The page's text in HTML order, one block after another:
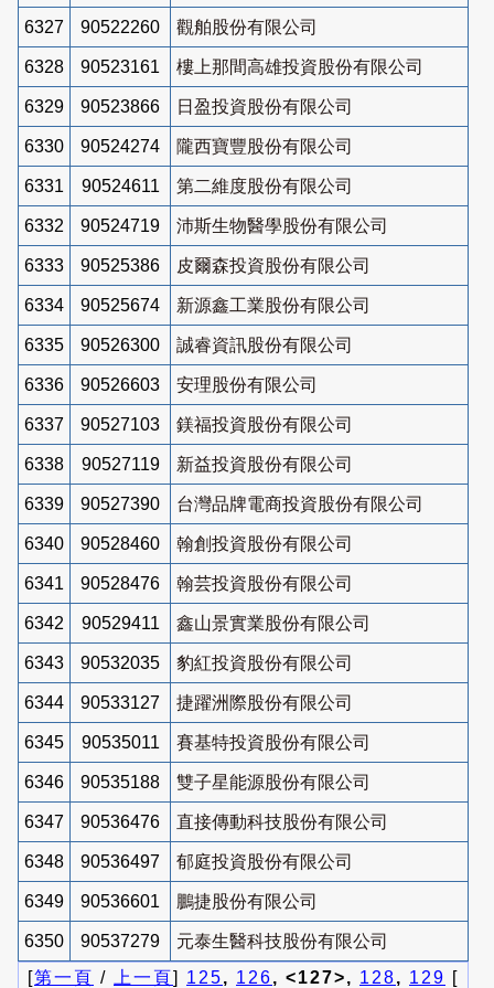
6327 90522260 觀舶股份有限公司
6328 90523161 樓上那間高雄投資股份有限公司
6329 90523866 日盈投資股份有限公司
6330 90524274 隴西寶豐股份有限公司
6331 90524611 第二維度股份有限公司
6332 90524719 沛斯生物醫學股份有限公司
6333 90525386 皮爾森投資股份有限公司
6334 90525674 新源鑫工業股份有限公司
6335 90526300 誠睿資訊股份有限公司
6336 90526603 安理股份有限公司
6337 90527103 鎂福投資股份有限公司
6338 90527119 新益投資股份有限公司
6339 90527390 台灣品牌電商投資股份有限公司
6340 90528460 翰創投資股份有限公司
6341 90528476 翰芸投資股份有限公司
6342 90529411 鑫山景實業股份有限公司
6343 90532035 豹紅投資股份有限公司
6344 90533127 捷躍洲際股份有限公司
6345 90535011 賽基特投資股份有限公司
6346 90535188 雙子星能源股份有限公司
6347 90536476 直接傳動科技股份有限公司
6348 90536497 郁庭投資股份有限公司
6349 90536601 鵬捷股份有限公司
6350 90537279
元泰生醫科技股份有限公司
[第一頁 / 上一頁] 125, 126, <127>, 128, 129 [